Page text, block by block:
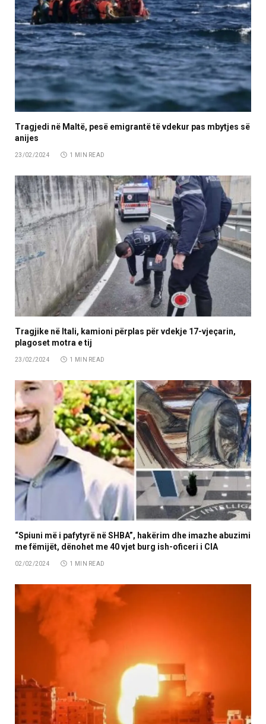
Tragjedi në Maltë, pesë emigrantë të vdekur pas mbytjes së
anijes
23/02/2024 1 MIN READ
Tragjike në Itali, kamioni përplas për vdekje 17-vjeçarin,
plagoset motra e tij
23/02/2024 1 MIN READ
“Spiuni më i pafytyrë në SHBA”, hakërim dhe imazhe abuzimi
me fëmijët, dënohet me 40 vjet burg ish-oficeri i CIA
02/02/2024 1 MIN READ